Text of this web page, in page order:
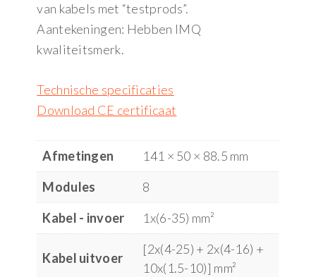
van kabels met “testprods”.
Aantekeningen: Hebben IMQ
kwaliteitsmerk.
Technische specificaties
Download CE certificaat
Afmetingen
141 × 50 × 88.5 mm
Modules
8
Kabel - invoer
1x(6-35) mm²
Kabel uitvoer
[2x(4-25) + 2x(4-16) +
10x(1.5-10)] mm²